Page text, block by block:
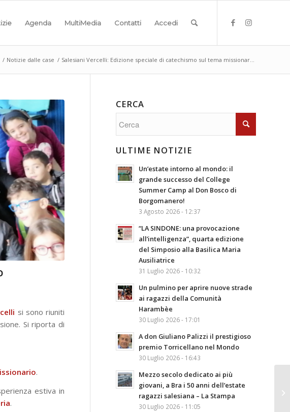
Agenda MultiMedia Contatti Accedi
/ Notizie dalle case / Salesiani Vercelli: Edizione speciale di catechismo sul tema missionar...
si sono riuniti
Si riporta di
.
estiva in
.
CERCA
ULTIME NOTIZIE
Un’estate intorno al mondo: il
grande successo del College
Summer Camp al Don Bosco di
Borgomanero!
3 Agosto 2026 - 12:37
“LA SINDONE: una provocazione
all’intelligenza”, quarta edizione
del Simposio alla Basilica Maria
Ausiliatrice
31 Luglio 2026 - 10:32
Un pulmino per aprire nuove strade
ai ragazzi della Comunità
Harambèe
30 Luglio 2026 - 17:01
A don Giuliano Palizzi il prestigioso
premio Torricellano nel Mondo
30 Luglio 2026 - 16:43
Mezzo secolo dedicato ai più
giovani, a Bra i 50 anni dell’estate
ragazzi salesiana – La Stampa
30 Luglio 2026 - 11:05